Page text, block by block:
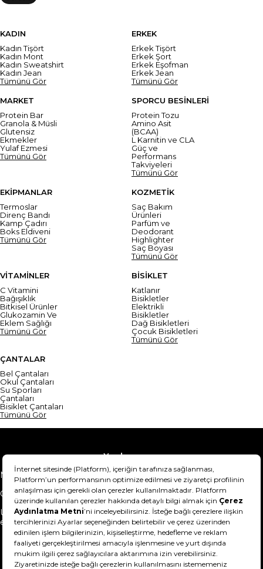
KADIN
Kadın Tişört
Kadın Mont
Kadın Sweatshirt
Kadın Jean
Tümünü Gör
ERKEK
Erkek Tişört
Erkek Şort
Erkek Eşofman
Erkek Jean
Tümünü Gör
MARKET
Protein Bar
Granola & Müsli
Glutensiz
Ekmekler
Yulaf Ezmesi
Tümünü Gör
SPORCU BESİNLERİ
Protein Tozu
Amino Asit
(BCAA)
L Karnitin ve CLA
Güç ve
Performans
Takviyeleri
Tümünü Gör
EKİPMANLAR
Termoslar
Direnç Bandı
Kamp Çadırı
Boks Eldiveni
Tümünü Gör
KOZMETİK
Saç Bakım
Ürünleri
Parfüm ve
Deodorant
Highlighter
Saç Boyası
Tümünü Gör
VİTAMİNLER
C Vitamini
Bağışıklık
Bitkisel Ürünler
Glukozamin Ve
Eklem Sağlığı
Tümünü Gör
BİSİKLET
Katlanır
Bisikletler
Elektrikli
Bisikletler
Dağ Bisikletleri
Çocuk Bisikletleri
Tümünü Gör
ÇANTALAR
Bel Çantaları
Okul Çantaları
Su Sporları
Çantaları
Bisiklet Çantaları
Tümünü Gör
Yardım
Mesafeli Satış Sözleşmesi
Teslimat Bilgisi
Gizlilik Sözleşmesi
Şartlar & Koşullar
Ürünümü nasıl iade
edebilirim?
Hakkımızda